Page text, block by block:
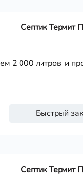
Септик Термит
2 000 литров, и
Быстрый
Септик Термит